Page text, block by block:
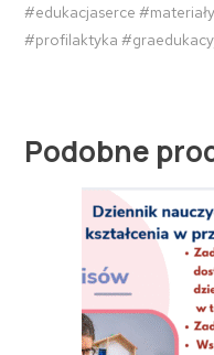
#edukacjaserce
#profilaktyka
Podobne